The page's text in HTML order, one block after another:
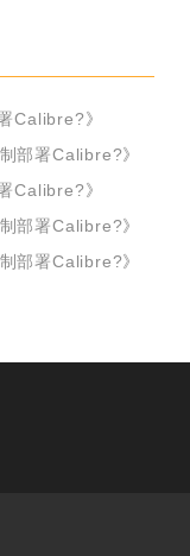
Calibre?》
部署Calibre?》
Calibre?》
部署Calibre?》
部署Calibre?》